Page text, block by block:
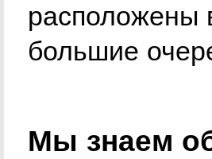
расположены
большие
Мы знаем